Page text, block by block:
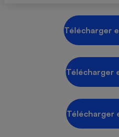
Télécharger
Télécharger
Télécharger